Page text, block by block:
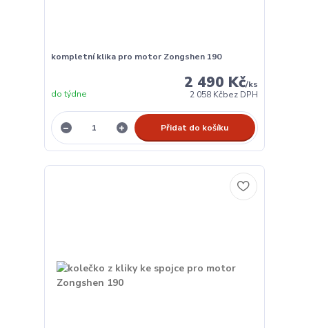
kompletní klika pro motor Zongshen 190
2 490 Kč/ks
2 058 Kčbez DPH
do týdne
Přidat do košíku